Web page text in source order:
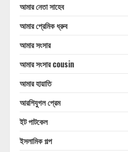
আমার নেতা সাহেব
আমার প্রেমিক ধ্রুব
আমার সংসার
আমার সংসার cousin
আমার হায়াতি
আরশিযুগল প্রেম
ইট পাটকেল
ইসলামিক গল্প